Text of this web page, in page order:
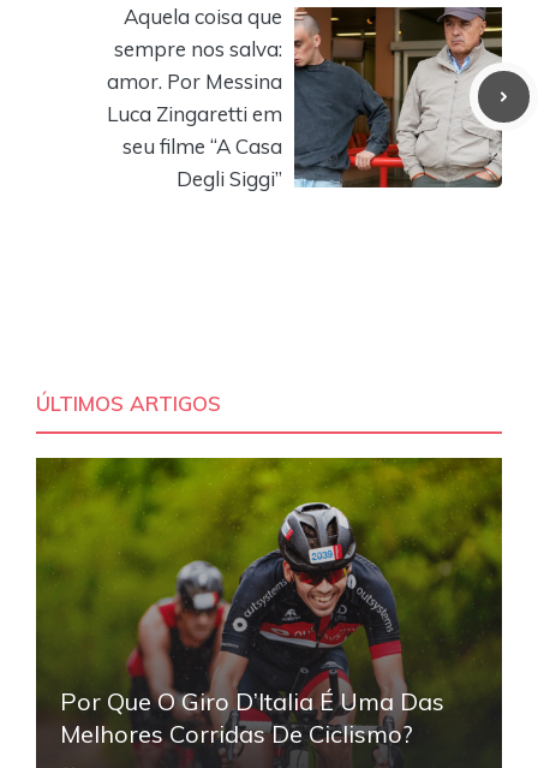
Aquela coisa que
sempre nos salva:
amor. Por Messina
Luca Zingaretti em
seu filme “A Casa
Degli Siggi”
ÚLTIMOS ARTIGOS
Por Que O Giro D’Italia É Uma Das
Melhores Corridas De Ciclismo?